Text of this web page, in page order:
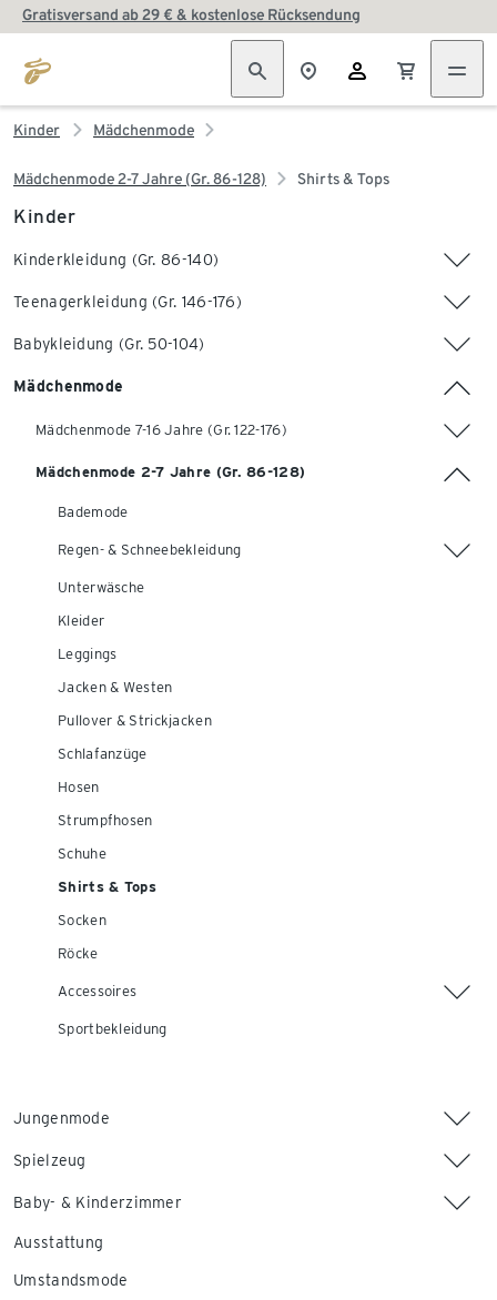
Gratisversand ab 29 € & kostenlose Rücksendung
Kinder Mädchenmode
Mädchenmode 2-7 Jahre (Gr. 86-128) Shirts & Tops
Kinder
Kinderkleidung (Gr. 86-140)
Teenagerkleidung (Gr. 146-176)
Babykleidung (Gr. 50-104)
Mädchenmode
Mädchenmode 7-16 Jahre (Gr. 122-176)
Mädchenmode 2-7 Jahre (Gr. 86-128)
Bademode
Regen- & Schneebekleidung
Unterwäsche
Kleider
Leggings
Jacken & Westen
Pullover & Strickjacken
Schlafanzüge
Hosen
Strumpfhosen
Schuhe
Shirts & Tops
Socken
Röcke
Accessoires
Sportbekleidung
Jungenmode
Spielzeug
Baby- & Kinderzimmer
Ausstattung
Umstandsmode